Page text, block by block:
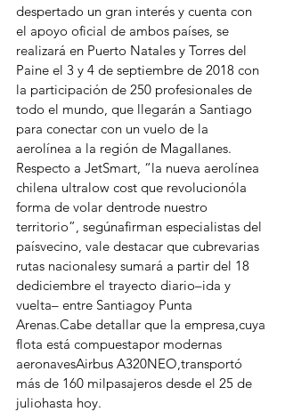
despertado un gran interés y cuenta con
el apoyo oficial de ambos países, se
realizará en Puerto Natales y Torres del
Paine el 3 y 4 de septiembre de 2018 con
la participación de 250 profesionales de
todo el mundo, que llegarán a Santiago
para conectar con un vuelo de la
aerolínea a la región de Magallanes.
Respecto a JetSmart, “la nueva aerolínea
chilena ultralow cost que revolucionóla
forma de volar dentrode nuestro
territorio”, segúnafirman especialistas del
paísvecino, vale destacar que cubrevarias
rutas nacionalesy sumará a partir del 18
dediciembre el trayecto diario–ida y
vuelta– entre Santiagoy Punta
Arenas.Cabe detallar que la empresa,cuya
flota está compuestapor modernas
aeronavesAirbus A320NEO,transportó
más de 160 milpasajeros desde el 25 de
juliohasta hoy.